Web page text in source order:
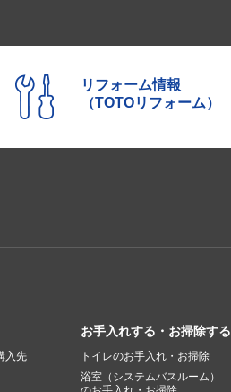
リフォーム情報
（TOTOリフォーム）
入先
お手入れする・お掃除する
トイレのお手入れ・お掃除
浴室（システムバスルーム）